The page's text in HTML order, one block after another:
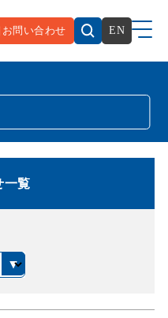
お問い合わせ EN
一覧